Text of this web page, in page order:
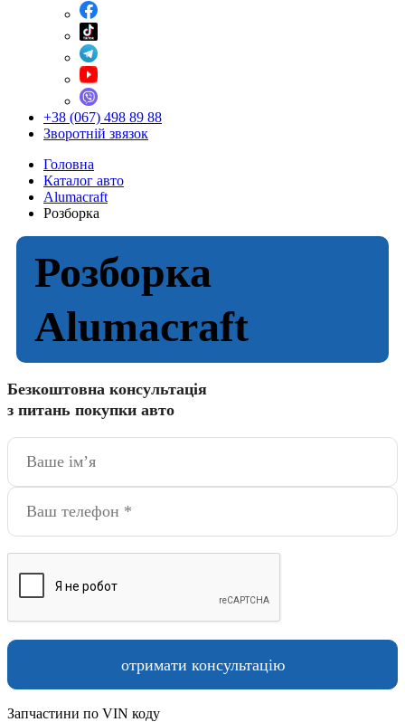
+38 (067) 498 89 88
Зворотній звязок
Головна
Каталог авто
Alumacraft
Розборка
Розборка
Alumacraft
Безкоштовна консультація
з питань покупки авто
Запчастини по VIN коду